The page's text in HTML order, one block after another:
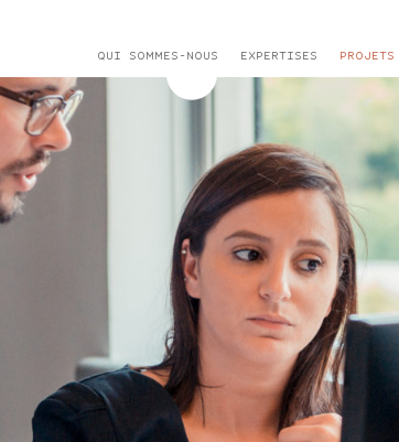
QUI SOMMES-NOUS EXPERTISES PROJETS